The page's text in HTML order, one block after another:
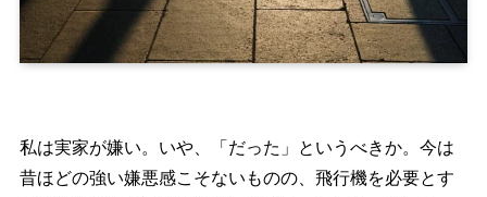
私は実家が嫌い。いや、「だった」というべきか。今は
昔ほどの強い嫌悪感こそないものの、飛行機を必要とす